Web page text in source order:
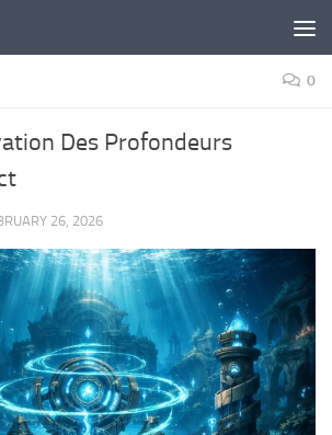
0
Des Profondeurs
26, 2026